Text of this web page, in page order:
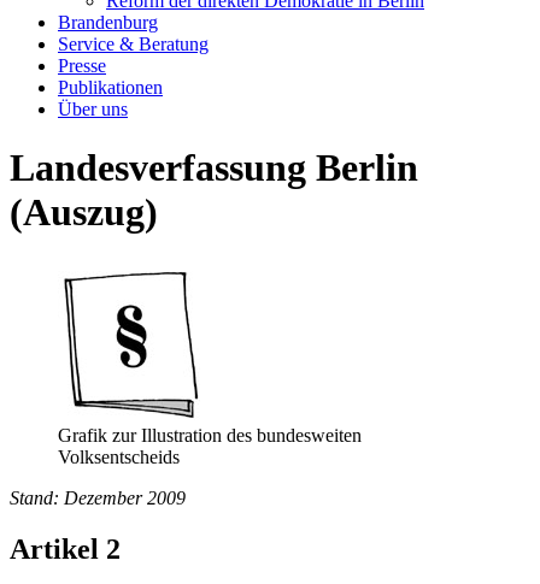
Brandenburg
Service & Beratung
Presse
Publikationen
Über uns
Landesverfassung Berlin
(Auszug)
Grafik zur Illustration des bundesweiten
Volksentscheids
Stand: Dezember 2009
Artikel 2